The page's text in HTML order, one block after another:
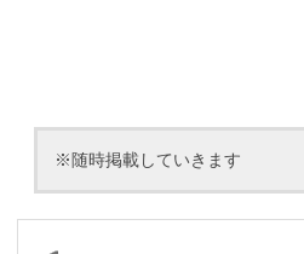
※随時掲載していきます